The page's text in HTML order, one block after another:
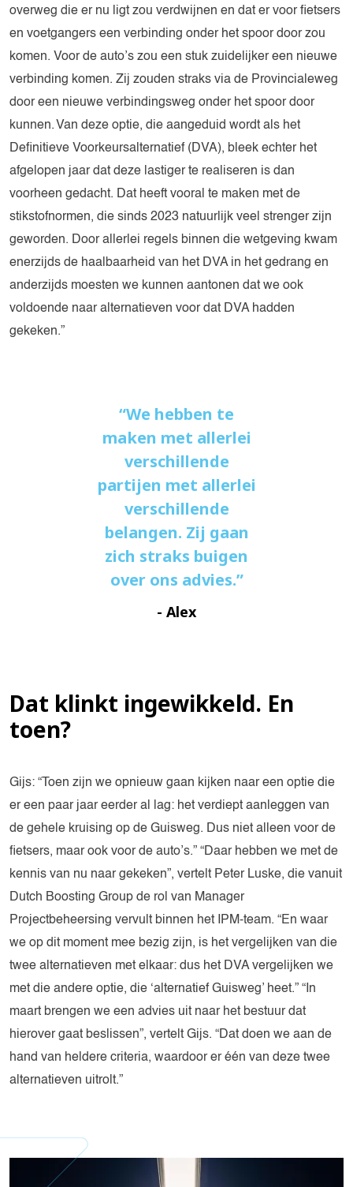
overweg die er nu ligt zou verdwijnen en dat er voor fietsers
en voetgangers een verbinding onder het spoor door zou
komen. Voor de auto’s zou een stuk zuidelijker een nieuwe
verbinding komen. Zij zouden straks via de Provincialeweg
door een nieuwe verbindingsweg onder het spoor door
kunnen. Van deze optie, die aangeduid wordt als het
Definitieve Voorkeursalternatief (DVA), bleek echter het
afgelopen jaar dat deze lastiger te realiseren is dan
voorheen gedacht. Dat heeft vooral te maken met de
stikstofnormen, die sinds 2023 natuurlijk veel strenger zijn
geworden. Door allerlei regels binnen die wetgeving kwam
enerzijds de haalbaarheid van het DVA in het gedrang en
anderzijds moesten we kunnen aantonen dat we ook
voldoende naar alternatieven voor dat DVA hadden
gekeken.”
We hebben te
maken met allerlei
verschillende
partijen met allerlei
verschillende
belangen. Zij gaan
zich straks buigen
over ons advies.
- Alex
Dat klinkt ingewikkeld. En
toen?
Gijs: “Toen zijn we opnieuw gaan kijken naar een optie die
er een paar jaar eerder al lag: het verdiept aanleggen van
de gehele kruising op de Guisweg. Dus niet alleen voor de
fietsers, maar ook voor de auto’s.” “Daar hebben we met de
kennis van nu naar gekeken”, vertelt Peter Luske, die vanuit
Dutch Boosting Group de rol van Manager
Projectbeheersing vervult binnen het IPM-team. “En waar
we op dit moment mee bezig zijn, is het vergelijken van die
twee alternatieven met elkaar: dus het DVA vergelijken we
met die andere optie, die ‘alternatief Guisweg’ heet.” “In
maart brengen we een advies uit naar het bestuur dat
hierover gaat beslissen”, vertelt Gijs. “Dat doen we aan de
hand van heldere criteria, waardoor er één van deze twee
alternatieven uitrolt.”